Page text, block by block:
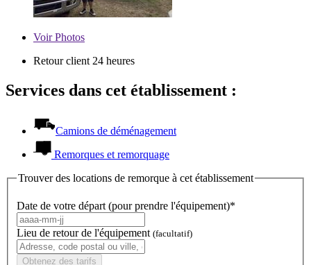
VoirPhotos
Retour client 24 heures
Services dans cet établissement :
Camions de déménagement
Remorques et remorquage
Trouver des locations de remorque à cet établissement
Date de votre départ (pour prendre l'équipement)*
Lieu de retour de l'équipement (facultatif)
Obtenez des tarifs